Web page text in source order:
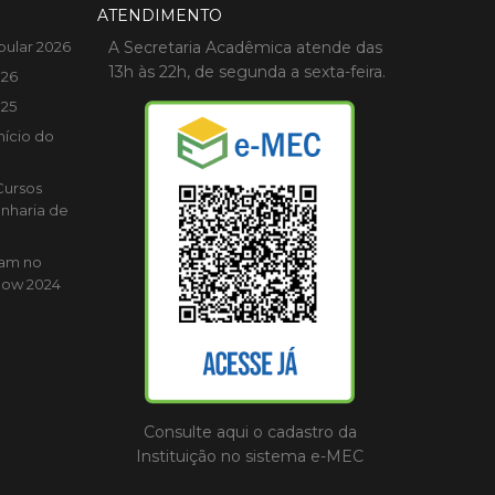
2026
do
de
no
2024
ATENDIMENTO
A Secretaria Acadêmica atende das
13h às 22h, de segunda a sexta-feira.
Consulte aqui o cadastro da
Instituição no sistema e-MEC